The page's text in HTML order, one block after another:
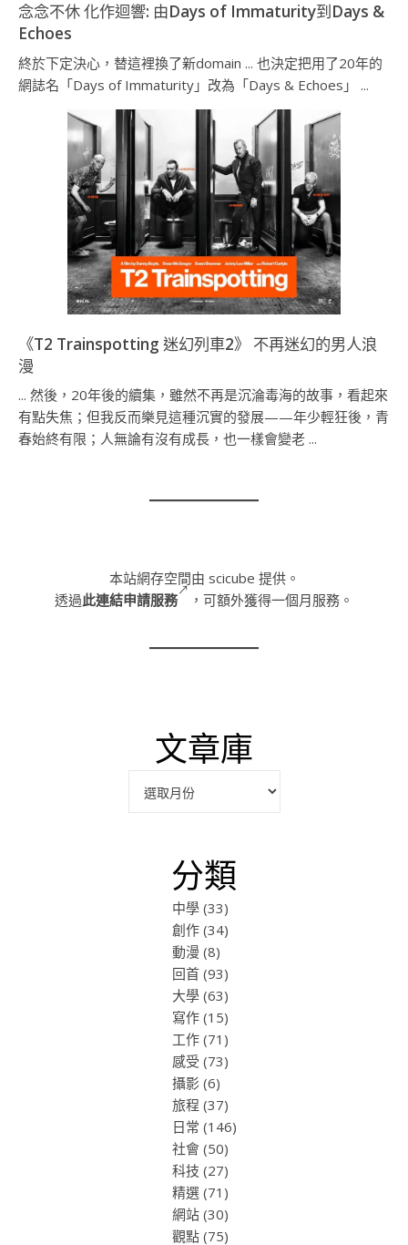
念念不休 化作迴響: 由Days of Immaturity到Days &
Echoes
終於下定決心，替這裡換了新domain ... 也決定把用了20年的
網誌名「Days of Immaturity」改為「Days & Echoes」 ...
《T2 Trainspotting 迷幻列車2》 不再迷幻的男人浪
漫
... 然後，20年後的續集，雖然不再是沉淪毒海的故事，看起來
有點失焦；但我反而樂見這種沉實的發展——年少輕狂後，青
春始終有限；人無論有沒有成長，也一樣會變老 ...
本站網存空間由 scicube 提供。
透過此連結申請服務 ，可額外獲得一個月服務。
文章庫
分類
中學(33)
創作(34)
動漫 (8)
回首(93)
大學(63)
寫作(15)
工作(71)
感受 (73)
攝影 (6)
旅程 (37)
日常 (146)
社會(50)
科技 (27)
精選(71)
網站(30)
觀點(75)